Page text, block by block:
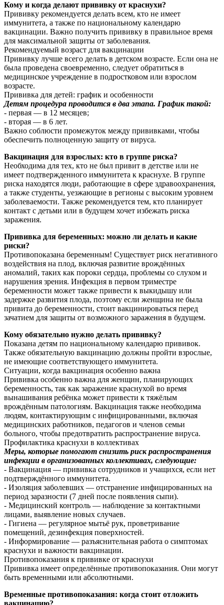
Кому и когда делают прививку от краснухи?
Прививку рекомендуется делать всем, кто не имеет
иммунитета, а также по национальному календарю
вакцинации. Важно получить прививку в правильное время
для максимальной защиты от заболевания.
Рекомендуемый возраст для вакцинации
Прививку лучше всего делать в детском возрасте. Если она не
была проведена своевременно, следует обратиться в
медицинское учреждение в подростковом или взрослом
возрасте.
Прививка для детей: график и особенности
Детям процедура проводится в два этапа. График такой:
- первая — в 12 месяцев;
- вторая — в 6 лет.
Важно соблюсти промежуток между прививками, чтобы
обеспечить полноценную защиту от вируса.
Вакцинация для взрослых: кто в группе риска?
Необходима для тех, кто не был привит в детстве или не
имеет подтвержденного иммунитета к краснухе. В группе
риска находятся люди, работающие в сфере здравоохранения,
а также студенты, уезжающие в регионы с высоким уровнем
заболеваемости. Также рекомендуется тем, кто планирует
контакт с детьми или в будущем хочет избежать риска
заражения.
Прививка для беременных: можно ли делать и какие
риски?
Противопоказана беременным! Существует риск негативного
воздействия на плод, включая развитие врождённых
аномалий, таких как пороки сердца, проблемы со слухом и
нарушения зрения. Инфекция в первом триместре
беременности может также привести к выкидышу или
задержке развития плода, поэтому если женщина не была
привита до беременности, стоит вакцинироваться перед
зачатием для защиты от возможного заражения в будущем.
Кому обязательно нужно делать прививку?
Показана детям по национальному календарю прививок.
Также обязательную вакцинацию должны пройти взрослые,
не имеющие соответствующего иммунитета.
Ситуации, когда вакцинация особенно важна
Прививка особенно важна для женщин, планирующих
беременность, так как заражение краснухой во время
вынашивания ребёнка может привести к тяжёлым
врождённым патологиям. Вакцинация также необходима
людям, контактирующим с инфицированными, включая
медицинских работников, педагогов и членов семьи
больного, чтобы предотвратить распространение вируса.
Профилактика краснухи в коллективах
Меры, которые помогают снизить риск распространения
инфекции в организованных коллективах, следующие:
- Вакцинация — прививка сотрудников и учащихся, если нет
подтверждённого иммунитета.
- Изоляция заболевших — отстранение инфицированных на
период заразности (7 дней после появления сыпи).
- Медицинский контроль — наблюдение за контактными
лицами, выявление новых случаев.
- Гигиена — регулярное мытьё рук, проветривание
помещений, дезинфекция поверхностей.
- Информирование — разъяснительная работа о симптомах
краснухи и важности вакцинации.
Противопоказания к прививке от краснухи
Прививка имеет определённые противопоказания. Они могут
быть временными или абсолютными.
Временные противопоказания: когда стоит отложить